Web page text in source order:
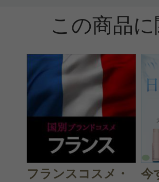
しかしくれぐれもマス
優しく洗い流してくださ
投稿日：
ミーアキ
この商品
フランスコスメ・
今